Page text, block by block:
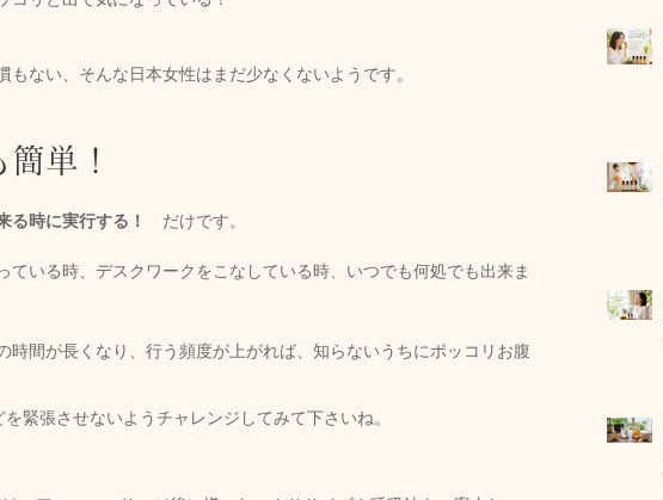
もない、そんな日本女性はまだ少なくないようです。
単！
る時に実行する！ だけです。
ている時、デスクワークをこなしている時、いつでも何処でも出来ま
時間が長くなり、行う頻度が上がれば、知らないうちにポッコリお腹
を緊張させないようチャレンジしてみて下さいね。